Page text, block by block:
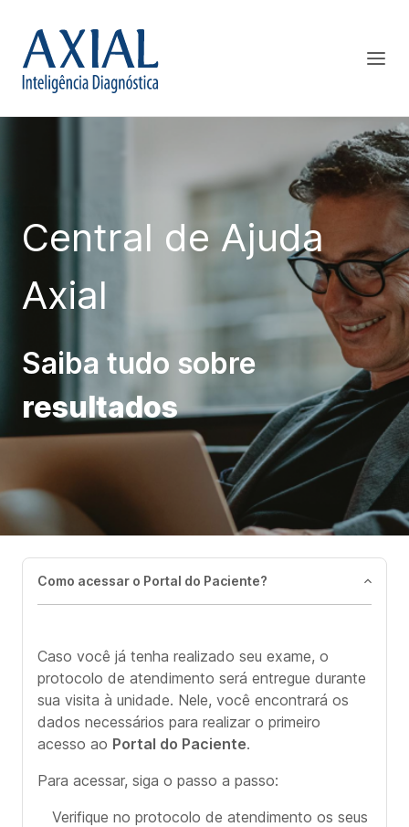
Central de Ajuda
Axial
Saiba tudo sobre
resultados
Como acessar o Portal do Paciente?
Caso você já tenha realizado seu exame, o
protocolo de atendimento será entregue durante
sua visita à unidade. Nele, você encontrará os
dados necessários para realizar o primeiro
acesso ao Portal do Paciente.
Para acessar, siga o passo a passo:
Verifique no protocolo de atendimento os seus